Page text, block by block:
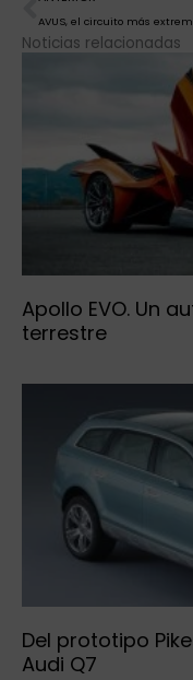
AVUS, el circuito más
Noticias relacionadas
Apollo EVO. Un
terrestre
Del prototipo
Audi Q7